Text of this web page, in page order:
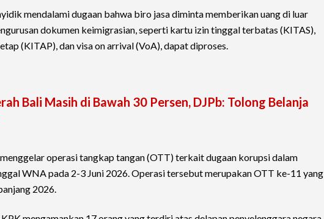
mendalami dugaan bahwa biro jasa diminta memberikan uang di luar
dokumen keimigrasian, seperti kartu izin tinggal terbatas (KITAS),
(KITAP), dan visa on arrival (VoA), dapat diproses.
Bali Masih di Bawah 30 Persen, DJPb: Tolong Belanja
operasi tangkap tangan (OTT) terkait dugaan korupsi dalam
WNA pada 2-3 Juni 2026. Operasi tersebut merupakan OTT ke-11 yang
2026.